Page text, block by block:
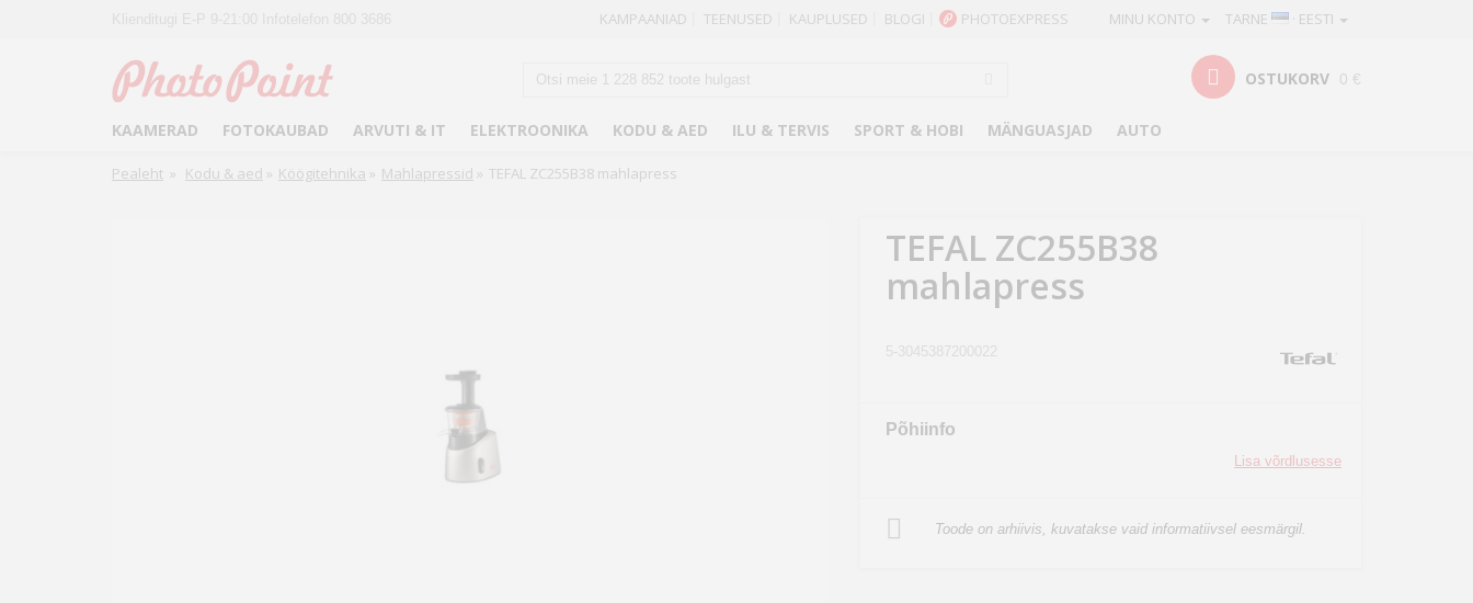
TARNE · EESTI
MINU KONTO
KAMPAANIAD TEENUSED KAUPLUSED BLOGI PHOTOEXPRESS
OSTUKORV 0 €
KAAMERAD FOTOKAUBAD ARVUTI & IT ELEKTROONIKA KODU & AED ILU & TERVIS SPORT & HOBI MÄNGUASJAD AUTO
Pealeht » Kodu & aed » Köögitehnika » Mahlapressid » TEFAL ZC255B38 mahlapress
TEFAL ZC255B38
mahlapress
5-3045387200022
Põhiinfo
Lisa võrdlusesse
Toode on arhiivis, kuvatakse vaid informatiivsel eesmärgil.